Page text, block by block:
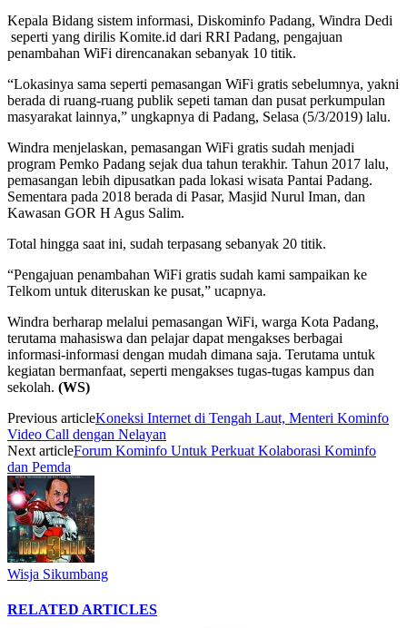
Kepala Bidang sistem informasi, Diskominfo Padang, Windra Dedi
seperti yang dirilis Komite.id dari RRI Padang, pengajuan
penambahan WiFi direncanakan sebanyak 10 titik.
“Lokasinya sama seperti pemasangan WiFi gratis sebelumnya, yakni
berada di ruang-ruang publik sepeti taman dan pusat perkumpulan
masyarakat lainnya,” ungkapnya di Padang, Selasa (5/3/2019) lalu.
Windra menjelaskan, pemasangan WiFi gratis sudah menjadi
program Pemko Padang sejak dua tahun terakhir. Tahun 2017 lalu,
pemasangan lebih dipusatkan pada lokasi wisata Pantai Padang.
Sementara pada 2018 berada di Pasar, Masjid Nurul Iman, dan
Kawasan GOR H Agus Salim.
Total hingga saat ini, sudah terpasang sebanyak 20 titik.
“Pengajuan penambahan WiFi gratis sudah kami sampaikan ke
Telkom untuk diteruskan ke pusat,” ucapnya.
Windra berharap melalui pemasangan WiFi, warga Kota Padang,
terutama mahasiswa dan pelajar dapat mengakses berbagai
informasi-informasi dengan mudah dimana saja. Terutama untuk
kegiatan bermanfaat, seperti mengakses tugas-tugas kampus dan
sekolah. (WS)
Previous articleKoneksi Internet di Tengah Laut, Menteri Kominfo
Video Call dengan Nelayan
Next articleForum Kominfo Untuk Perkuat Kolaborasi Kominfo
dan Pemda
Wisja Sikumbang
RELATED ARTICLES